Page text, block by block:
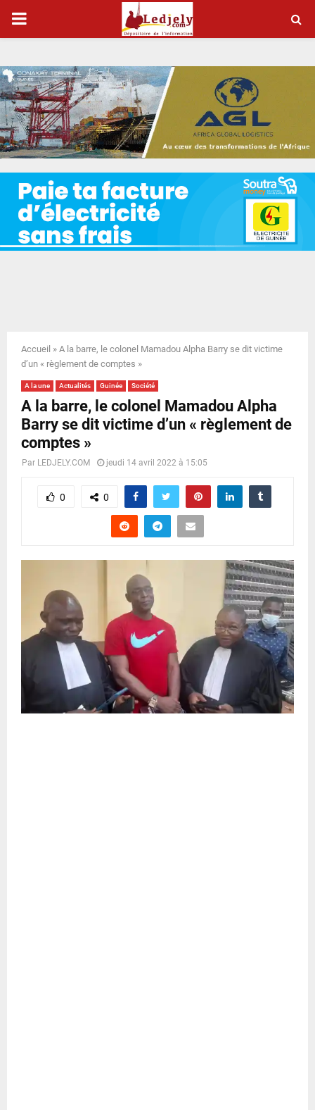
P
I
M
A
R
Y
N
Accueil » A la barre, le colonel Mamadou Alpha Barry se dit victime
d’un « règlement de comptes »
A la une Actualités Guinée Société
A la barre, le colonel Mamadou Alpha
Barry se dit victime d’un « règlement de
comptes »
Par LEDJELY.COM jeudi 14 avril 2022 à 15:05
0 0